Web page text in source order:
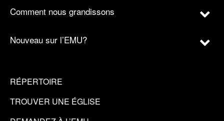
Comment nous grandissons
Nouveau sur l’EMU?
RÉPERTOIRE
TROUVER UNE ÉGLISE